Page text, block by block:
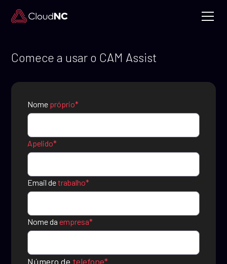
Comece a usar o CAM Assist
Nome próprio*
Apelido*
Email detrabalho*
Nome daempresa*
Número de telefone*